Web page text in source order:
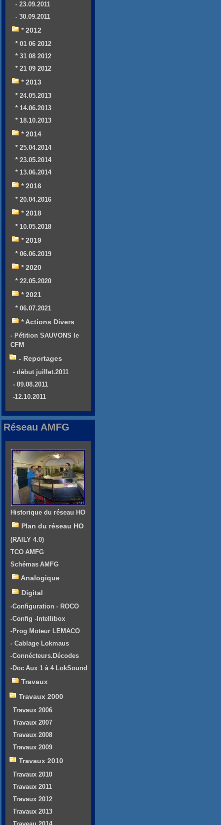
- 23.09.2011
- 30.09.2011
* 2012
* 01 06 2012
* 31 08 2012
* 21 09 2012
* 2013
* 24.05.2013
* 14.06.2013
* 18.10.2013
* 2014
* 25.04.2014
* 23.05.2014
* 13.06.2014
* 2016
* 20.04.2016
* 2018
* 10.05.2018
* 2019
* 06.06.2019
* 2020
* 22.05.2020
* 2021
* 06.07.2021
* Actions Divers
- Pétition SAUVONS le
CFM
- Reportages
- début juillet.2011
- 09.08.2011
-12.10.2011
Réseau AMFG
Historique du réseau HO
Plan du réseau HO
(RAILY 4.0)
TCO AMFG
Schémas AMFG
Analogique
Digital
-Configuration - ROCO
-Config -Intellibox
-Prog Moteur LEMACO
- Cablage Lokmaus
-Connécteurs.Décodes
-Doc Aux 1 à 4 LokSound
Travaux
Travaux 2000
Travaux 2006
Travaux 2007
Travaux 2008
Travaux 2009
Travaux 2010
Travaux 2010
Travaux 2011
Travaux 2012
Travaux 2013